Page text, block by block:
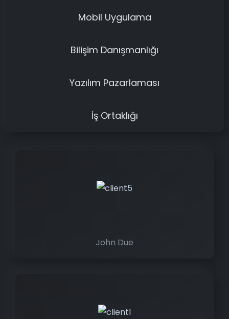
Mobil Uygulama
Bilişim Danışmanlığı
Yazılım Pazarlaması
İş Ortaklığı
John Due